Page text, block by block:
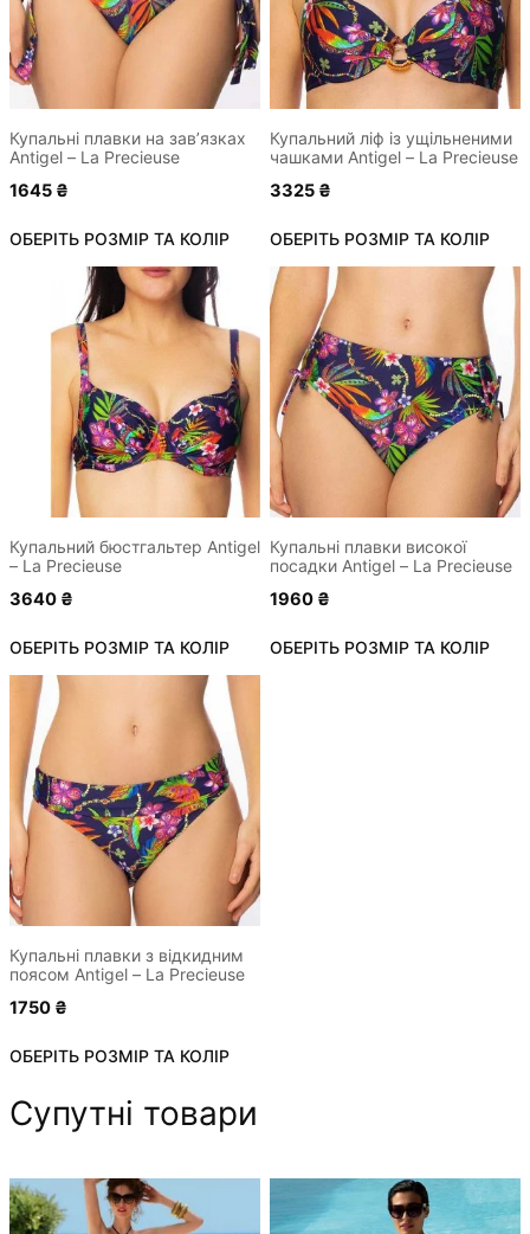
Купальні плавки на зав’язках
Antigel – La Precieuse
1645 ₴
ОБЕРІТЬ РОЗМІР ТА КОЛІР
Параметри
можна
вибрати
сторінці
товару
Купальний ліф із ущільненими
чашками Antigel – La Precieuse
3325 ₴
ОБЕРІТЬ РОЗМІР ТА КОЛІР
Параметри
можна
вибрати
на
сторінці
товару
Купальний бюстгальтер Antigel
– La Precieuse
3640 ₴
ОБЕРІТЬ РОЗМІР ТА КОЛІР
варіантів.
Параметри
можна
вибрати
сторінці
товару
Купальні плавки високої
посадки Antigel – La Precieuse
1960 ₴
ОБЕРІТЬ РОЗМІР ТА КОЛІР
Цей
товар
має
кілька
варіантів.
Параметри
можна
вибрати
на
сторінці
товару
Купальні плавки з відкидним
поясом Antigel – La Precieuse
1750 ₴
ОБЕРІТЬ РОЗМІР ТА КОЛІР
Цей
товар
має
кілька
варіантів.
Параметри
можна
вибрати
на
сторінці
товару
Супутні товари
Цей
товар
товар